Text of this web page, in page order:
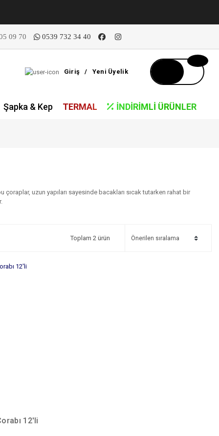
09 70 0539 732 34 40
Giriş / Yeni Üyelik
Şapka & Kep TERMAL İNDIRIMLI ÜRÜNLER
uzun yapıları sayesinde bacakları sıcak tutarken rahat bir
Toplam 2 ürün
12'li